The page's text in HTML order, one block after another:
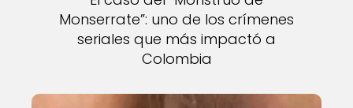
Monserrate”: uno de los crímenes
seriales que más impactó a
Colombia